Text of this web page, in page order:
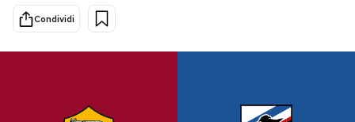
Economia
PODCAST
Condividi